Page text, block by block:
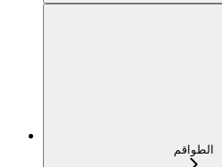
الطواقم